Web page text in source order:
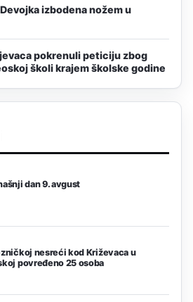
izbodena nožem u
pokrenuli peticiju zbog
školi krajem školske godine
dan 9. avgust
nesreći kod Križevaca u
povređeno 25 osoba